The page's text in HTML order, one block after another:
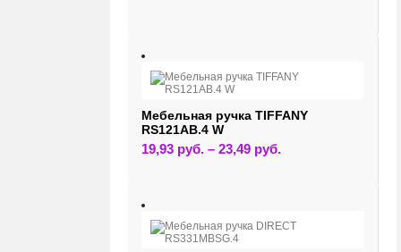
выбрать
на
товара.
Мебельная ручка TIFFANY
RS121AB.4 W
19,93 руб. –23,49 руб.
можно